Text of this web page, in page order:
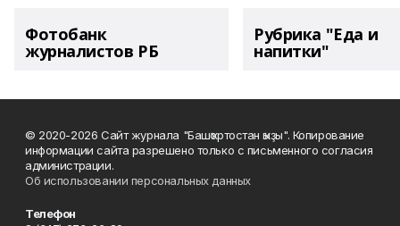
Фотобанк
журналистов РБ
Рубрика "Еда и
напитки"
© 2020-2026 Сайт журнала "Башҡортостан ҡыҙы". Копирование
информации сайта разрешено только с письменного согласия
администрации.
Об использовании персональных данных
Телефон